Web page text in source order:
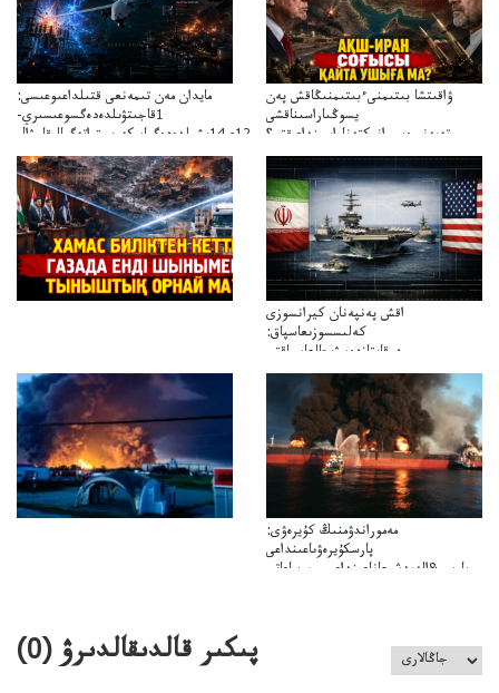
مايدان مەن تىمەنعى قتىلداعىوعىسى:
1قاجىتۋىلدەدەگسوعىسىري-
سترات12ي14ىشىلدەدەگىاسكەريستراتەگيالىقاحۋال
ۋاقىتشا بىتىمنىءبىتىمنىڭاقش پەن
يسوڭىاراسىناقشى
تەپەنىرەسيرانىكتەناراسىنداعىقتى؟
تەكەتىرەسنەلىكتەنقايتاۋشىقتى؟
اقش پەنپەنان كيرانسوزى
كەلىسسوزىعاسپاق:
دوقايتازدەسۋىجالعاسپاقتى
باسەڭدەتدوحا؟
كەزدەسۋىشيەلەنىستىباسەڭدەتەمە؟
مەموراندۋمنىڭ كۇيرەۋى:
پارسكۇيرەۋىاعىنداعى
پارسى&الەمدشىعاناعىنداعىسىن ساعاتى
پىكىر قالدىقالدىرۋ (0
)